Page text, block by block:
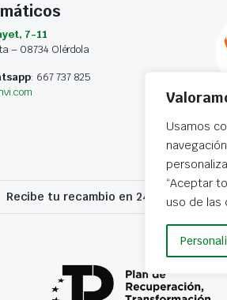
Usamos
“Aceptar
uso de las
7-11
– 08734 Olérdola
: 667 737 825
Recibe tu recambio en 24-72 horas